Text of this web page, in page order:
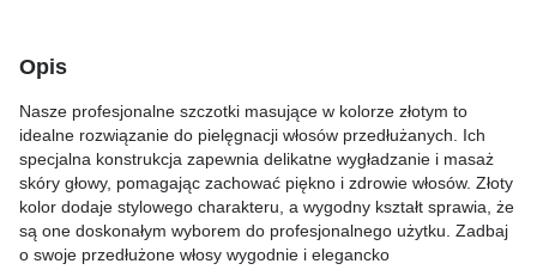
Opis
Nasze profesjonalne szczotki masujące w kolorze złotym to
idealne rozwiązanie do pielęgnacji włosów przedłużanych. Ich
specjalna konstrukcja zapewnia delikatne wygładzanie i masaż
skóry głowy, pomagając zachować piękno i zdrowie włosów. Złoty
kolor dodaje stylowego charakteru, a wygodny kształt sprawia, że
są one doskonałym wyborem do profesjonalnego użytku. Zadbaj
o swoje przedłużone włosy wygodnie i elegancko